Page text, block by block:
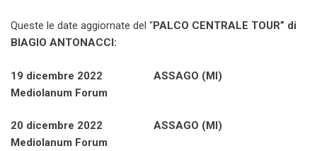
Queste le date aggiornate del “PALCO CENTRALE TOUR” di
BIAGIO ANTONACCI :
19 dicembre 2022 ASSAGO (MI)
Mediolanum Forum
20 dicembre 2022 ASSAGO (MI)
Mediolanum Forum